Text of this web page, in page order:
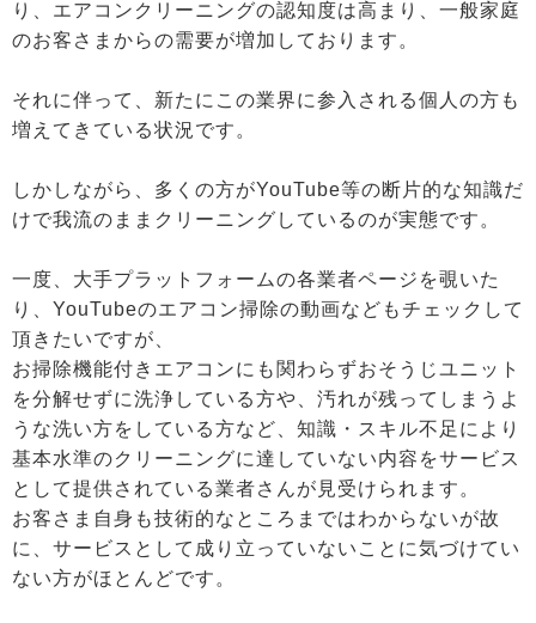
り、エアコンクリーニングの認知度は高まり、一般家庭
のお客さまからの需要が増加しております。
それに伴って、新たにこの業界に参入される個人の方も
増えてきている状況です。
しかしながら、多くの方がYouTube等の断片的な知識だ
けで我流のままクリーニングしているのが実態です。
一度、大手プラットフォームの各業者ページを覗いた
り、YouTubeのエアコン掃除の動画などもチェックして
頂きたいですが、
お掃除機能付きエアコンにも関わらずおそうじユニット
を分解せずに洗浄している方や、汚れが残ってしまうよ
うな洗い方をしている方など、知識・スキル不足により
基本水準のクリーニングに達していない内容をサービス
として提供されている業者さんが見受けられます。
お客さま自身も技術的なところまではわからないが故
に、サービスとして成り立っていないことに気づけてい
ない方がほとんどです。